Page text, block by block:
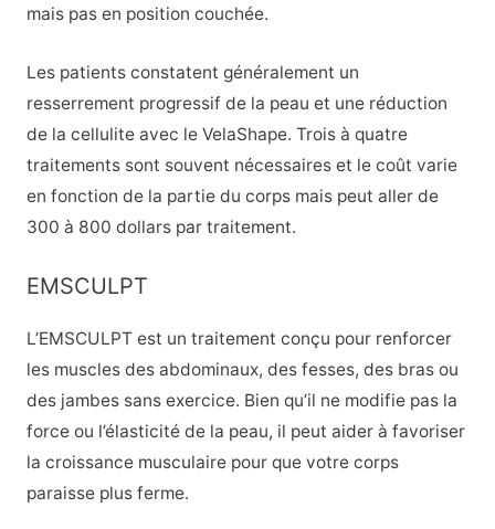
mais pas en position couchée.
Les patients constatent généralement un
resserrement progressif de la peau et une réduction
de la cellulite avec le VelaShape. Trois à quatre
traitements sont souvent nécessaires et le coût varie
en fonction de la partie du corps mais peut aller de
300 à 800 dollars par traitement.
EMSCULPT
L’EMSCULPT est un traitement conçu pour renforcer
les muscles des abdominaux, des fesses, des bras ou
des jambes sans exercice. Bien qu’il ne modifie pas la
force ou l’élasticité de la peau, il peut aider à favoriser
la croissance musculaire pour que votre corps
paraisse plus ferme.